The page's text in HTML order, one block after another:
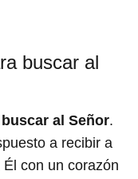
buscar al
buscar al Señor.
a recibir a
con un corazón